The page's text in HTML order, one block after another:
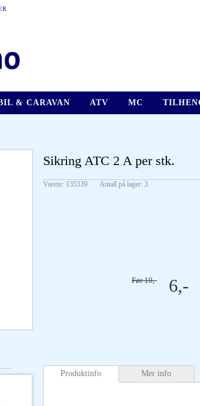
& CARAVAN ATV MC
Sikring ATC 2 A per stk.
Varenr: 135339 Antall på lager: 3
6,-
Før10,-
Produktinfo Mer info